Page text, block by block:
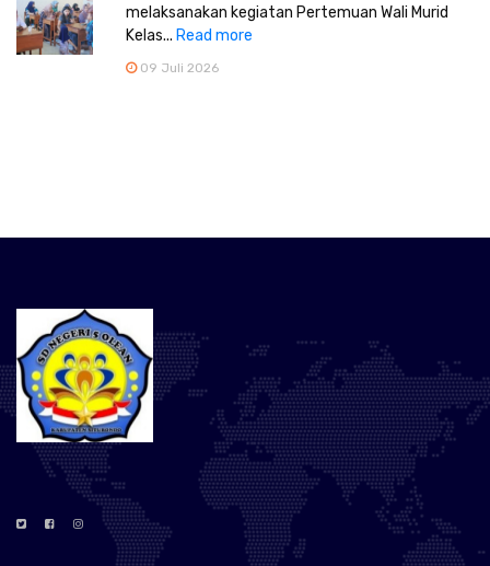
melaksanakan kegiatan Pertemuan Wali Murid
Kelas... Read more
09 Juli 2026